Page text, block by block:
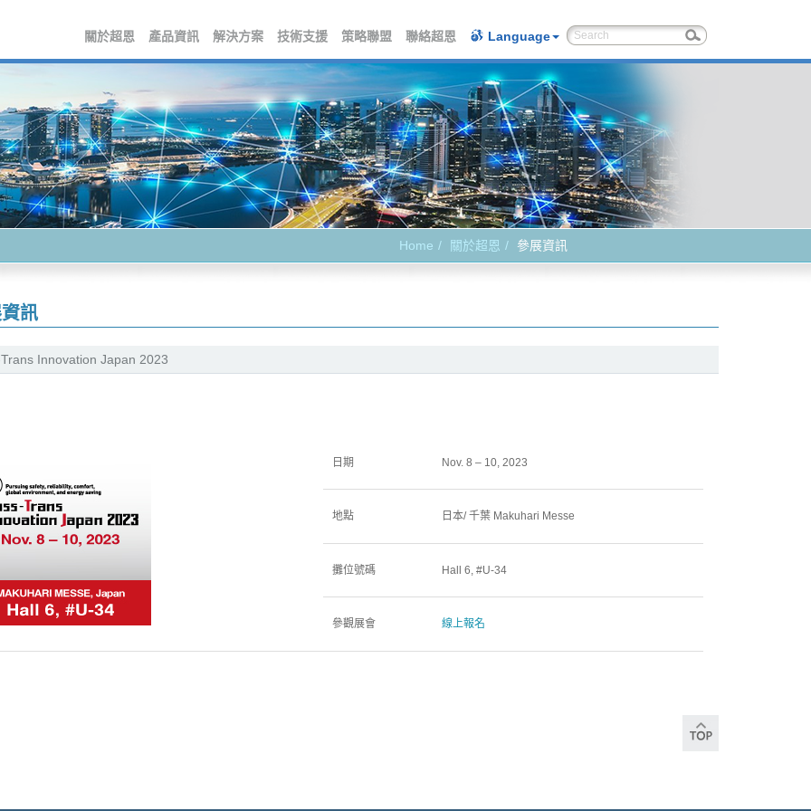
關於超恩 產品資訊 解決方案 技術支援 策略聯盟 聯絡超恩 Language
Home 關於超恩 參展資訊
訊
Innovation Japan 2023
日期 Nov. 8 – 10, 2023
地點 日本/ 千葉 Makuhari Messe
攤位號碼 Hall 6, #U-34
參觀展會 線上報名